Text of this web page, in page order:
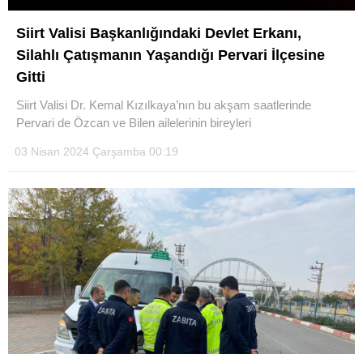
Facebook
Instagram
TILLO
NÖBETÇI ECZANELER
Siirt Valisi Başkanlığındaki Devlet Erkanı,
Silahlı Çatışmanın Yaşandığı Pervari İlçesine
Gitti
Siirt Valisi Dr. Kemal Kızılkaya’nın bu akşam saatlerinde
Pervari de Özcan ve Bilen ailelerinin bireyleri
03 Nisan 2024 Çarşamba 00:19